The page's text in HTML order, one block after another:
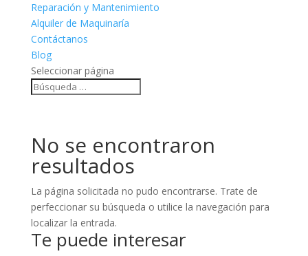
Reparación y Mantenimiento
Alquiler de Maquinaría
Contáctanos
Blog
Seleccionar página
No se encontraron
resultados
La página solicitada no pudo encontrarse. Trate de
perfeccionar su búsqueda o utilice la navegación para
localizar la entrada.
Te puede interesar